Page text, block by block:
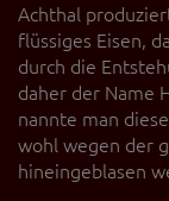
Achthal
flüssiges Eisen,
durch die
daher der Name
nannte man
wohl wegen der
hineingeblasen